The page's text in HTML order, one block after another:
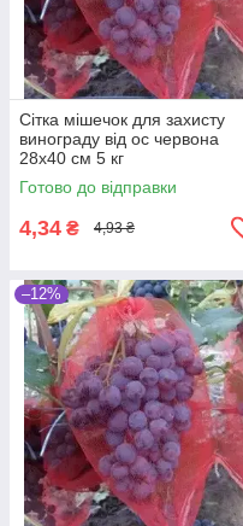
Сітка мішечок для захисту
винограду від ос червона
28х40 см 5 кг
Готово до відправки
4,34 ₴ 4,93 ₴
–12%